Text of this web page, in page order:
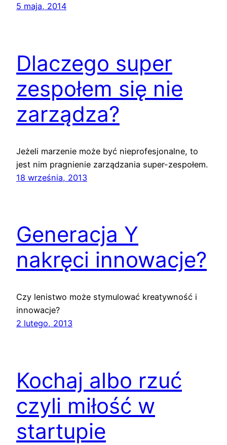
5 maja, 2014
Dlaczego super
zespołem się nie
zarządza?
Jeżeli marzenie może być nieprofesjonalne, to
jest nim pragnienie zarządzania super-zespołem.
18 września, 2013
Generacja Y
nakręci innowacje?
Czy lenistwo może stymulować kreatywność i
innowacje?
2 lutego, 2013
Kochaj albo rzuć
czyli miłość w
startupie